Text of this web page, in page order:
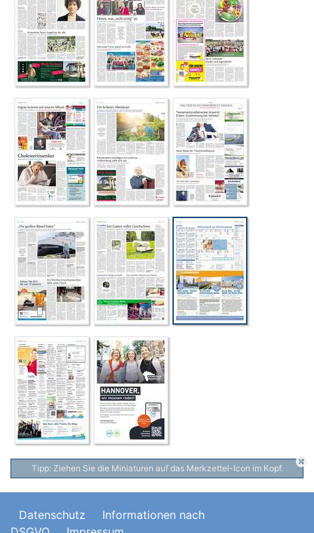
Tipp: Ziehen Sie die Miniaturen auf das Merkzettel-Icon im Kopf.
Datenschutz
Informationen nach